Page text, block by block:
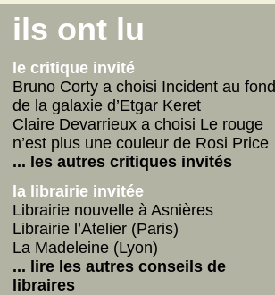
Connemara
La fabrique des pervers
Journal d'un écrivain
... lire les autres
on n'aurait pas dû
Vie de Gérard Fulmard
La tempête qui vient
Stupor Mundi
... lire les autres
internautes
Yoga
Betty
ils ont lu
le critique invité
Bruno Corty a choisi Incident au fond
de la galaxie d’Etgar Keret
Claire Devarrieux a choisi Le rouge
n’est plus une couleur de Rosi Price
... les autres critiques invités
la librairie invitée
Librairie nouvelle à Asnières
Librairie l’Atelier (Paris)
La Madeleine (Lyon)
... lire les autres conseils de
libraires